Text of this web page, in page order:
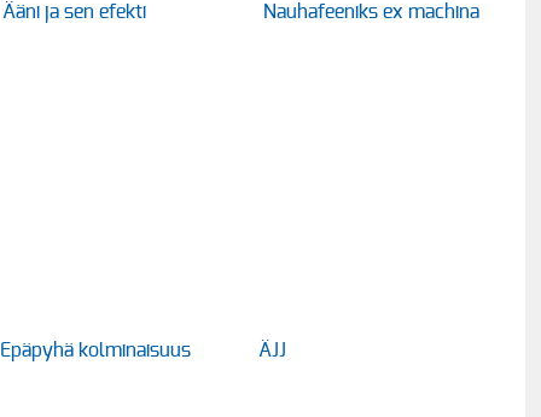
Ääni ja sen efekti Nauhafeeniks ex machina
Epäpyhä kolminaisuus ÄJJ